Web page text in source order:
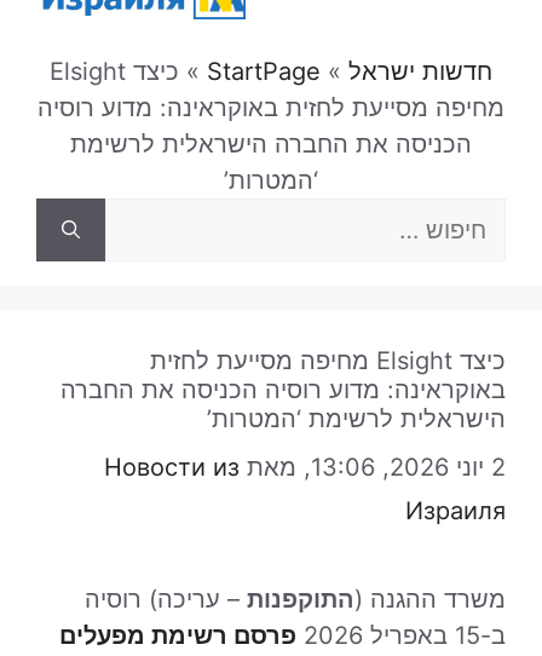
חדשות ישראל »
StartPage
»
כיצד Elsight
מחיפה מסייעת לחזית באוקראינה: מדוע רוסיה
הכניסה את החברה הישראלית לרשימת
‘המטרות’
כיצד Elsight מחיפה מסייעת לחזית
באוקראינה: מדוע רוסיה הכניסה את החברה
הישראלית לרשימת ‘המטרות’
2 יוני 2026, 13:06,
מאת Новости из
Израиля
משרד ההגנה (התוקפנות – עריכה) רוסיה
ב-15 באפריל 2026
פרסם רשימת מפעלים